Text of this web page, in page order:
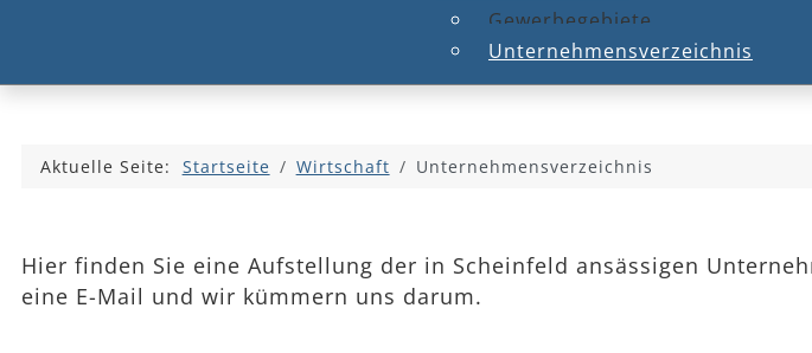
Gewerbegebiete
Unternehmensverzeichnis
Aktuelle Seite: Startseite Wirtschaft Unternehmensverzeichnis
Hier finden Sie eine Aufstellung der in Scheinfeld ansässigen
eine E-Mail und wir kümmern uns darum.